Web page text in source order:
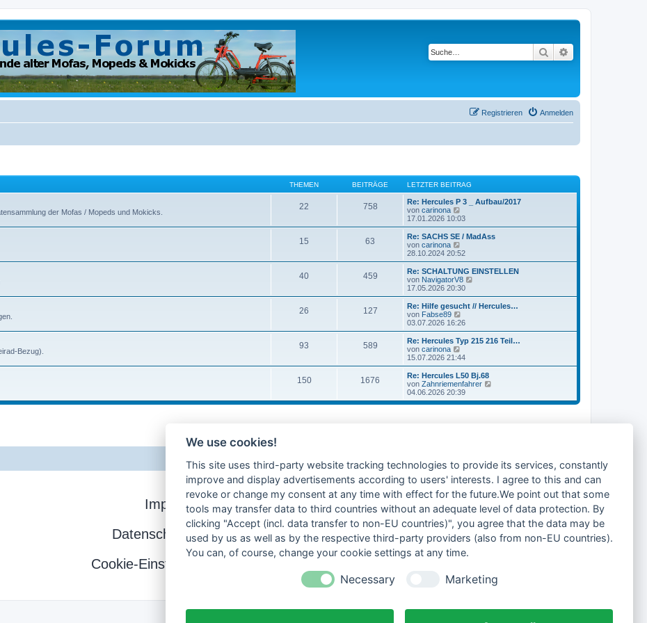
Suche
Anmelden
Registrieren
THEMEN BEITRÄGE LETZTER BEITRAG
der Mofas / Mopeds und Mokicks.
22 758
Re: Hercules P 3 _ Aufbau/2017
von carinona
e
u
e
t
r
B
e
i
r
g
17.01.2026 10:03
15 63
Re: SACHS SE / MadAss
von carinona
e
u
e
s
t
r
B
e
i
r
g
28.10.2024 20:52
40 459
Re: SCHALTUNG EINSTELLEN
von NavigatorV8
u
e
r
B
r
a
17.05.2026 20:30
26 127
Re: Hilfe gesucht // Hercules…
von Fabse89
e
u
e
s
t
r
B
e
i
t
03.07.2026 16:26
Bezug).
93 589
Re: Hercules Typ 215 216 Teil…
von carinona
e
u
e
s
t
r
g
15.07.2026 21:44
150 1676
Re: Hercules L50 Bj.68
von Zahnriemenfahrer
u
i
r
a
g
04.06.2026 20:39
Impressum
Datenschutzerklärung
Cookie-Einstellungen ändern
We use cookies!
This site uses third-party website tracking technologies to provide its services, constantly
improve and display advertisements according to users' interests. I agree to this and can
revoke or change my consent at any time with effect for the future.We point out that some
tools may transfer data to third countries without an adequate level of data protection. By
clicking "Accept (incl. data transfer to non-EU countries)", you agree that the data may be
used by us as well as by the respective third-party providers (also from non-EU countries).
You can, of course, change your cookie settings at any time.
Necessary Marketing